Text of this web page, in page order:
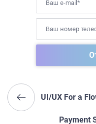
UI/UX For a
Payment